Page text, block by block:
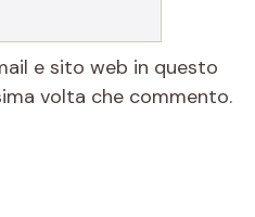
e sito web in questo
volta che commento.